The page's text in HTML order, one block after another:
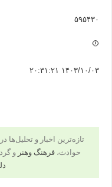
۵۹۵۴۳۰
۱۴۰۳/۱۰/۰۳ ۲۰:۳۱:۲۱
تازه‌ترین اخبار و تحلیل‌ها
حوادث، فرهنگ وهنر و